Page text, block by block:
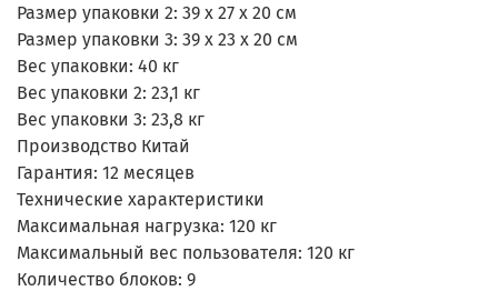
Размер упаковки 2: 39 х 27 х 20 см
Размер упаковки 3: 39 х 23 х 20 см
Вес упаковки: 40 кг
Вес упаковки 2: 23,1 кг
Вес упаковки 3: 23,8 кг
Производство Китай
Гарантия: 12 месяцев
Технические характеристики
Максимальная нагрузка: 120 кг
Максимальный вес пользователя: 120 кг
Количество блоков: 9